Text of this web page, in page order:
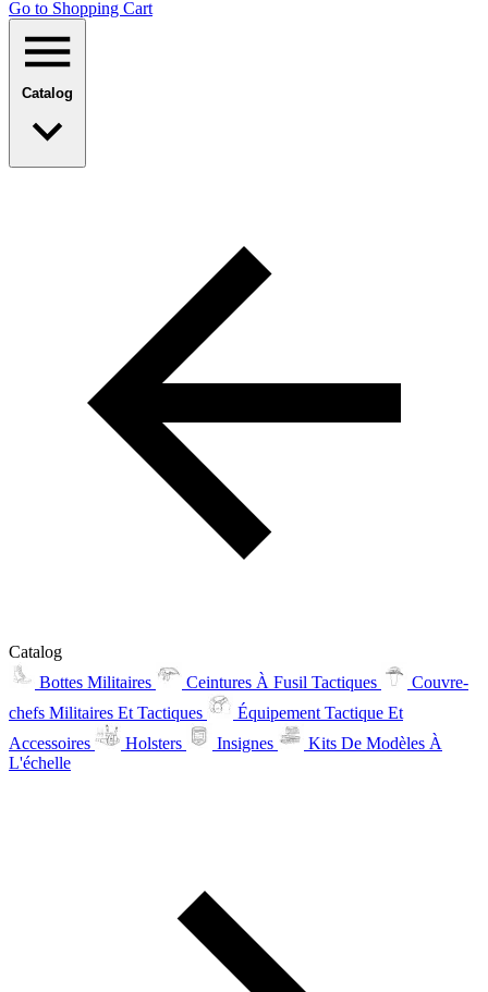
Go to Shopping Сart
Catalog
Catalog
Bottes Militaires
Ceintures À Fusil Tactiques
Couvre-
chefs Militaires Et Tactiques
Équipement Tactique Et
Accessoires
Holsters Insignes
Kits De Modèles À
L'échelle